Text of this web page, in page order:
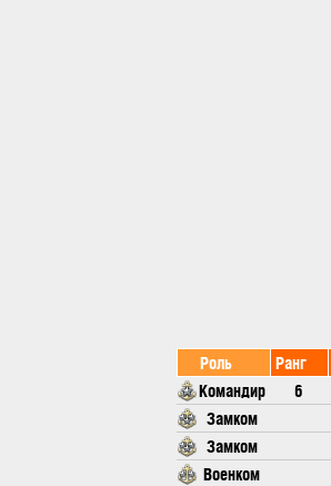
Роль Ранг
Командир
6
Замком
Замком
Военком